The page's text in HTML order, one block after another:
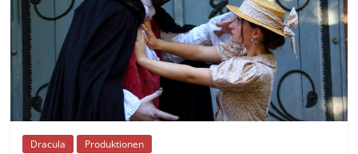
Dracula Produktionen